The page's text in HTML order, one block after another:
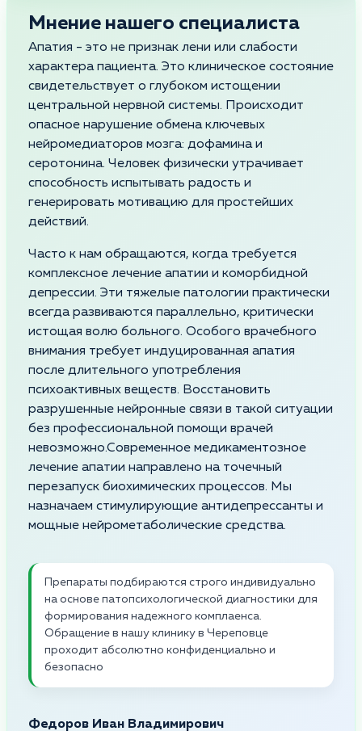
Мнение нашего специалиста
Апатия - это не признак лени или слабости
характера пациента. Это клиническое состояние
свидетельствует о глубоком истощении
центральной нервной системы. Происходит
опасное нарушение обмена ключевых
нейромедиаторов мозга: дофамина и
серотонина. Человек физически утрачивает
способность испытывать радость и
генерировать мотивацию для простейших
действий.
Часто к нам обращаются, когда требуется
комплексное лечение апатии и коморбидной
депрессии. Эти тяжелые патологии практически
всегда развиваются параллельно, критически
истощая волю больного. Особого врачебного
внимания требует индуцированная апатия
после длительного употребления
психоактивных веществ. Восстановить
разрушенные нейронные связи в такой ситуации
без профессиональной помощи врачей
невозможно.Современное медикаментозное
лечение апатии направлено на точечный
перезапуск биохимических процессов. Мы
назначаем стимулирующие антидепрессанты и
мощные нейрометаболические средства.
Препараты подбираются строго индивидуально
на основе патопсихологической диагностики для
формирования надежного комплаенса.
Обращение в нашу клинику в Череповце
проходит абсолютно конфиденциально и
безопасно
Федоров Иван Владимирович